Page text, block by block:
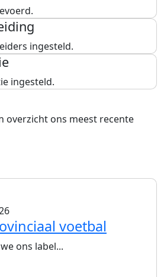
ingesteld.
ingesteld.
overzicht ons meest recente
voetbal
ons label...